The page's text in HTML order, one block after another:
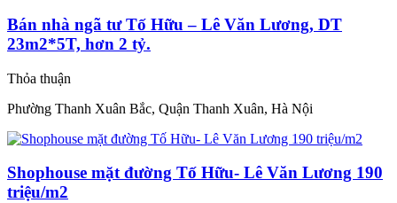
Bán nhà ngã tư Tố Hữu – Lê Văn Lương, DT
23m2*5T, hơn 2 tỷ.
Thỏa thuận
Phường Thanh Xuân Bắc, Quận Thanh Xuân, Hà Nội
Shophouse mặt đường Tố Hữu- Lê Văn Lương 190
triệu/m2